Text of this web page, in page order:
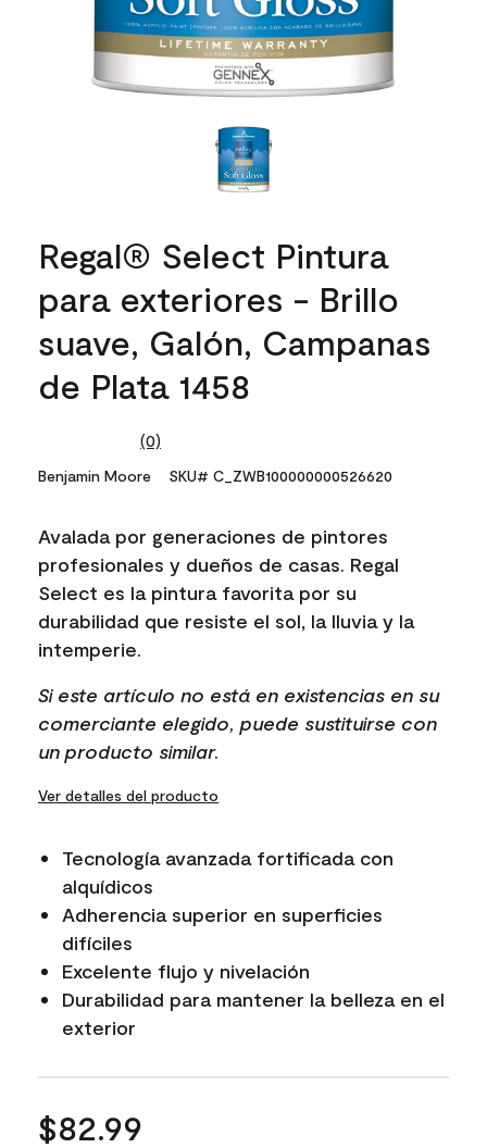
Regal® Select Pintura
para exteriores - Brillo
suave, Galón, Campanas
de Plata 1458
No
value.
link.
(0)
Benjamin Moore SKU# C_ZWB100000000526620
Avalada por generaciones de pintores
profesionales y dueños de casas. Regal
Select es la pintura favorita por su
durabilidad que resiste el sol, la lluvia y la
intemperie.
Si este artículo no está en existencias en su
comerciante elegido, puede sustituirse con
un producto similar.
Ver detalles del producto
Tecnología avanzada fortificada con
alquídicos
Adherencia superior en superficies
difíciles
Excelente flujo y nivelación
Durabilidad para mantener la belleza en el
exterior
$82.99